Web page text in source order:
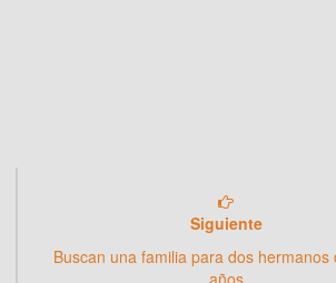
Siguiente
Buscan una familia para dos hermanos